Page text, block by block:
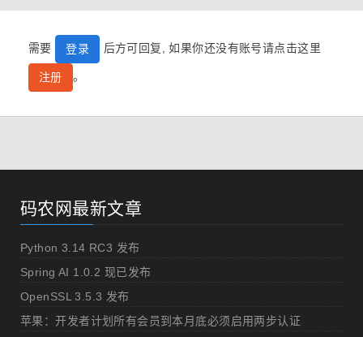
需要 登录 后方可回复, 如果你还没有账号请点击这里
注册 。
码农网最新文章
Python 3.14 RC3 发布
Spring AI 1.0.2 现已发布
OpenSSL 3.5.3 发布
苹果：开发者计划所有会员到本月底必须启用两步认证